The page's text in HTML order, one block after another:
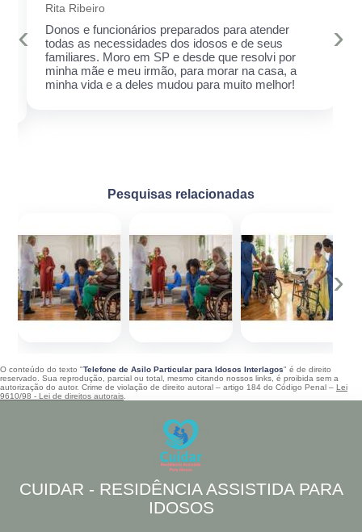
Rita Ribeiro
Donos e funcionários preparados para atender
todas as necessidades dos idosos e de seus
familiares. Moro em SP e desde que resolvi por
minha mãe e meu irmão, para morar na casa, a
minha vida e a deles mudou para muito melhor!
‹ ›
Pesquisas relacionadas
‹ ›
O conteúdo do texto "Telefone de Asilo Particular para Idosos Interlagos" é de direito
reservado. Sua reprodução, parcial ou total, mesmo citando nossos links, é proibida sem a
autorização do autor. Crime de violação de direito autoral – artigo 184 do Código Penal – Lei
9610/98 - Lei de direitos autorais
CUIDAR - RESIDÊNCIA ASSISTIDA PARA
IDOSOS